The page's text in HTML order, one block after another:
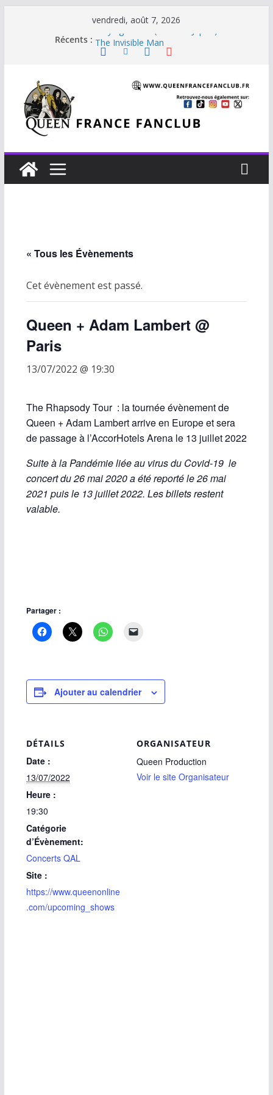
vendredi, août 7, 2026
Récents :
Staying Power (45 tours Japon)
The Invisible Man
The Cross : Liar
Beautiful Dreams
« Tous les Évènements
Cet évènement est passé.
Queen + Adam Lambert @
Paris
13/07/2022 @ 19:30
The Rhapsody Tour : la tournée évènement de
Queen + Adam Lambert arrive en Europe et sera
de passage à l’AccorHotels Arena le 13 juillet 2022
Suite à la Pandémie liée au virus du Covid-19 le
concert du 26 mai 2020 a été reporté le 26 mai
2021 puis le 13 juillet 2022. Les billets restent
valable.
Partager :
Ajouter au calendrier
DÉTAILS
Date :
13/07/2022
Heure :
19:30
Catégorie
d’Évènement:
Concerts QAL
Site :
https://www.queenonline
.com/upcoming_shows
ORGANISATEUR
Queen Production
Voir le site Organisateur